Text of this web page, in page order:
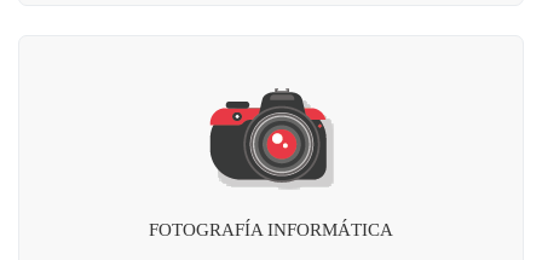
FOTOGRAFÍA INFORMÁTICA